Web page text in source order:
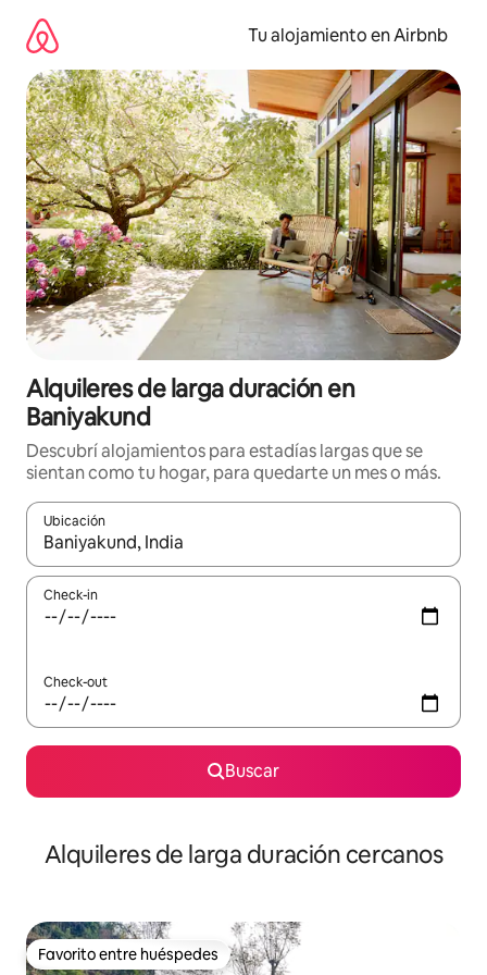
contenido
Tu alojamiento en Airbnb
Alquileres de larga duración en
Baniyakund
Descubrí alojamientos para estadías largas que se
sientan como tu hogar, para quedarte un mes o más.
Ubicación
Cuando los resultados estén disponibles, navegá con las
Check-in
Check-out
Buscar
Alquileres de larga duración cercanos
Favorito entre huéspedes
Favorito entre huéspedes